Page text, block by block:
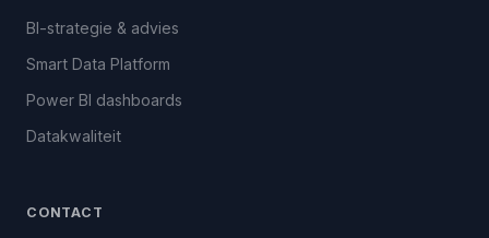
BI-strategie & advies
Smart Data Platform
Power BI dashboards
Datakwaliteit
CONTACT